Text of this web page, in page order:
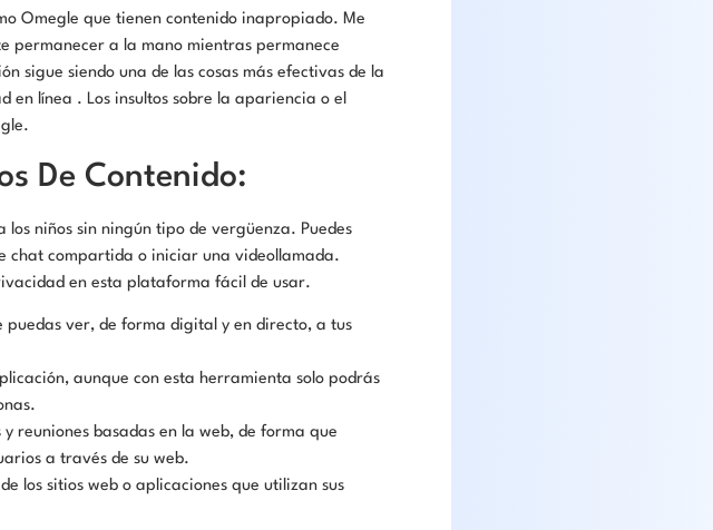
Omegle que tienen contenido inapropiado. Me
permanecer a la mano mientras permanece
sigue siendo una de las cosas más efectivas de la
línea . Los insultos sobre la apariencia o el
De Contenido:
niños sin ningún tipo de vergüenza. Puedes
chat compartida o iniciar una videollamada.
en esta plataforma fácil de usar.
ver, de forma digital y en directo, a tus
aunque con esta herramienta solo podrás
reuniones basadas en la web, de forma que
a través de su web.
los sitios web o aplicaciones que utilizan sus